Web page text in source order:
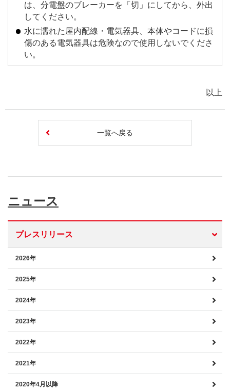
は、分電盤のブレーカーを「切」にしてから、外出
してください。
水に濡れた屋内配線・電気器具、本体やコードに損
傷のある電気器具は危険なので使用しないでくださ
い。
以上
一覧へ戻る
ニュース
プレスリリース
2026年
2025年
2024年
2023年
2022年
2021年
2020年4月以降